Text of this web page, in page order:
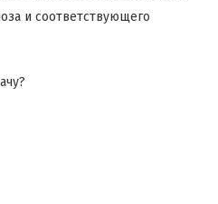
и соответствующего